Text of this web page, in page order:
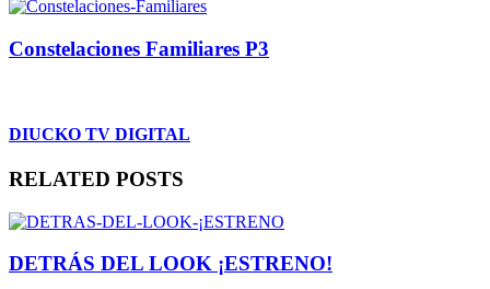
Constelaciones Familiares P3
DIUCKO TV DIGITAL
RELATED POSTS
DETRÁS DEL LOOK ¡ESTRENO!